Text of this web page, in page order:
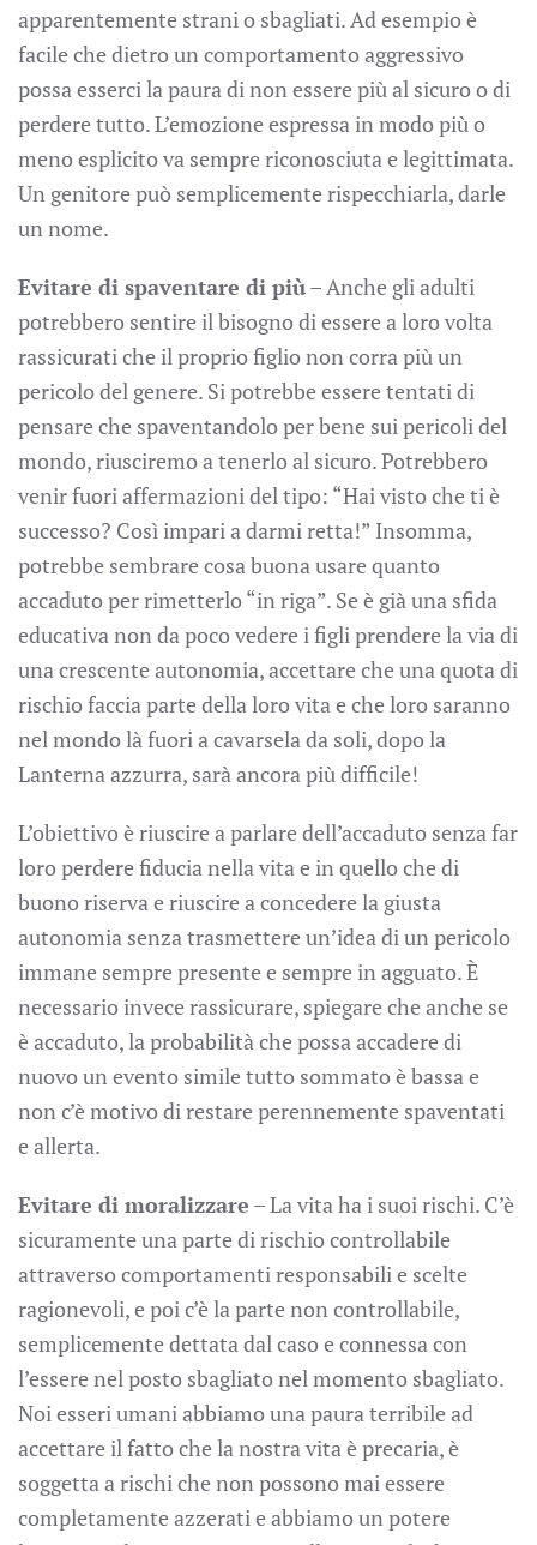
apparentemente strani o sbagliati. Ad esempio è
facile che dietro un comportamento aggressivo
possa esserci la paura di non essere più al sicuro o di
perdere tutto. L’emozione espressa in modo più o
meno esplicito va sempre riconosciuta e legittimata.
Un genitore può semplicemente rispecchiarla, darle
un nome.
Evitare di spaventare di più– Anche gli adulti
potrebbero sentire il bisogno di essere a loro volta
rassicurati che il proprio figlio non corra più un
pericolo del genere. Si potrebbe essere tentati di
pensare che spaventandolo per bene sui pericoli del
mondo, riusciremo a tenerlo al sicuro. Potrebbero
venir fuori affermazioni del tipo: “Hai visto che ti è
successo? Così impari a darmi retta!” Insomma,
potrebbe sembrare cosa buona usare quanto
accaduto per rimetterlo “in riga”. Se è già una sfida
educativa non da poco vedere i figli prendere la via di
una crescente autonomia, accettare che una quota di
rischio faccia parte della loro vita e che loro saranno
nel mondo là fuori a cavarsela da soli, dopo la
Lanterna azzurra, sarà ancora più difficile!
L’obiettivo è riuscire a parlare dell’accaduto senza far
loro perdere fiducia nella vita e in quello che di
buono riserva e riuscire a concedere la giusta
autonomia senza trasmettere un’idea di un pericolo
immane sempre presente e sempre in agguato. È
necessario invece rassicurare, spiegare che anche se
è accaduto, la probabilità che possa accadere di
nuovo un evento simile tutto sommato è bassa e
non c’è motivo di restare perennemente spaventati
e allerta.
Evitare di moralizzare – La vita ha i suoi rischi. C’è
sicuramente una parte di rischio controllabile
attraverso comportamenti responsabili e scelte
ragionevoli, e poi c’è la parte non controllabile,
semplicemente dettata dal caso e connessa con
l’essere nel posto sbagliato nel momento sbagliato.
Noi esseri umani abbiamo una paura terribile ad
accettare il fatto che la nostra vita è precaria, è
soggetta a rischi che non possono mai essere
completamente azzerati e abbiamo un potere